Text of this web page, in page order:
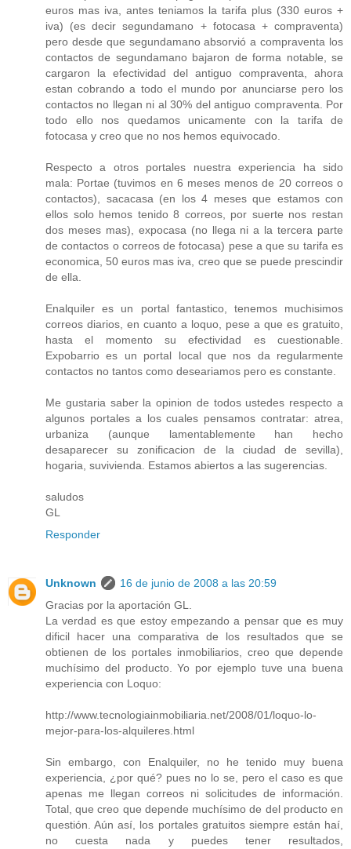
euros mas iva, antes teniamos la tarifa plus (330 euros +
iva) (es decir segundamano + fotocasa + compraventa)
pero desde que segundamano absorvió a compraventa los
contactos de segundamano bajaron de forma notable, se
cargaron la efectividad del antiguo compraventa, ahora
estan cobrando a todo el mundo por anunciarse pero los
contactos no llegan ni al 30% del antiguo compraventa. Por
todo ello nos quedamos unicamente con la tarifa de
fotocasa y creo que no nos hemos equivocado.
Respecto a otros portales nuestra experiencia ha sido
mala: Portae (tuvimos en 6 meses menos de 20 correos o
contactos), sacacasa (en los 4 meses que estamos con
ellos solo hemos tenido 8 correos, por suerte nos restan
dos meses mas), expocasa (no llega ni a la tercera parte
de contactos o correos de fotocasa) pese a que su tarifa es
economica, 50 euros mas iva, creo que se puede prescindir
de ella.
Enalquiler es un portal fantastico, tenemos muchisimos
correos diarios, en cuanto a loquo, pese a que es gratuito,
hasta el momento su efectividad es cuestionable.
Expobarrio es un portal local que nos da regularmente
contactos no tantos como deseariamos pero es constante.
Me gustaria saber la opinion de todos ustedes respecto a
algunos portales a los cuales pensamos contratar: atrea,
urbaniza (aunque lamentablemente han hecho
desaparecer su zonificacion de la ciudad de sevilla),
hogaria, suvivienda. Estamos abiertos a las sugerencias.
saludos
GL
Responder
Unknown
16 de junio de 2008 a las 20:59
Gracias por la aportación GL.
La verdad es que estoy empezando a pensar que es muy
dificil hacer una comparativa de los resultados que se
obtienen de los portales inmobiliarios, creo que depende
muchísimo del producto. Yo por ejemplo tuve una buena
experiencia con Loquo:
http://www.tecnologiainmobiliaria.net/2008/01/loquo-lo-
mejor-para-los-alquileres.html
Sin embargo, con Enalquiler, no he tenido muy buena
experiencia, ¿por qué? pues no lo se, pero el caso es que
apenas me llegan correos ni solicitudes de información.
Total, que creo que depende muchísimo de del producto en
questión. Aún así, los portales gratuitos siempre están haí,
no cuesta nada y puedes tener resultados,